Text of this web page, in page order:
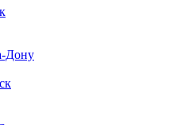
Дону